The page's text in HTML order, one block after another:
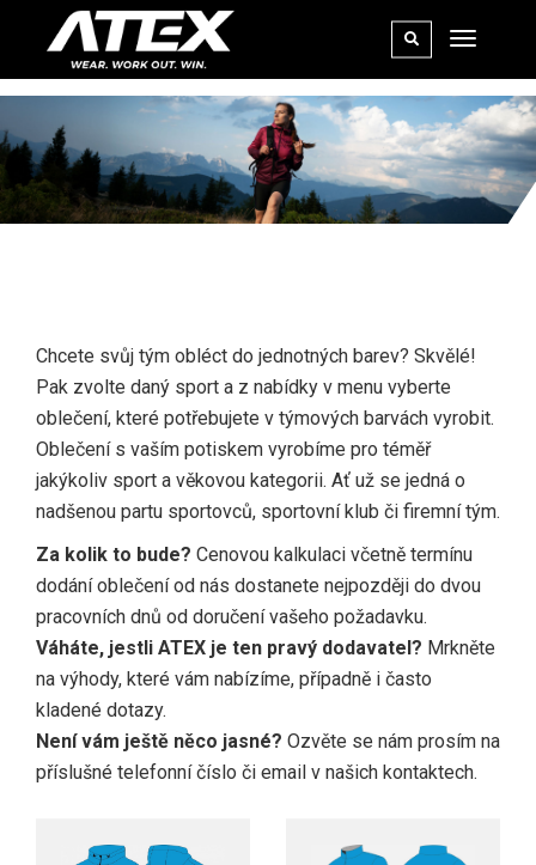
Chcete svůj tým obléct do jednotných barev? Skvělé!
Pak zvolte daný sport a z nabídky v menu vyberte
oblečení, které potřebujete v týmových barvách vyrobit.
Oblečení s vaším potiskem vyrobíme pro téměř
jakýkoliv sport a věkovou kategorii. Ať už se jedná o
nadšenou partu sportovců, sportovní klub či firemní tým.
Za kolik to bude? Cenovou kalkulaci včetně termínu
dodání oblečení od nás dostanete nejpozději do dvou
pracovních dnů od doručení vašeho požadavku.
Váháte, jestli ATEX je ten pravý dodavatel? Mrkněte
na výhody, které vám nabízíme, případně i často
kladené dotazy.
Není vám ještě něco jasné? Ozvěte se nám prosím na
příslušné telefonní číslo či email v našich kontaktech.